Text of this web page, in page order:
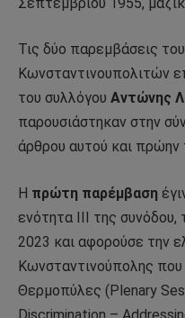
Τις δύο παρεμβάσεις
Κωνσταντινουπολιτών
του συλλόγου Αντώνης
παρουσιάστηκαν στην
άρθρου αυτού και
Η πρώτη παρέμβαση
ενότητα ΙΙΙ της
2023 και αφορούσε την
Κωνσταντινούπολης
Θερμοπύλες (Plenary